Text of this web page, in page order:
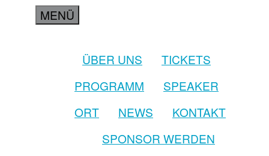
MENÜ
ÜBER UNS
TICKETS
PROGRAMM
SPEAKER
ORT
NEWS
KONTAKT
SPONSOR WERDEN